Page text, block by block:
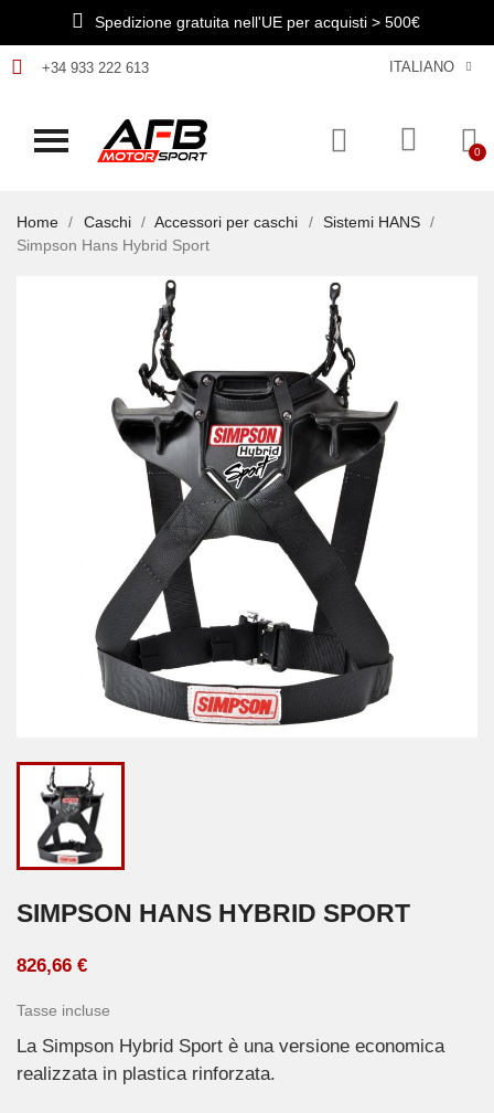
Spedizione gratuita nell'UE per acquisti > 500€
+34 933 222 613 ITALIANO
Home Caschi Accessori per caschi
Sistemi HANS
Simpson Hans Hybrid Sport
SIMPSON HANS HYBRID SPORT
826,66 €
Tasse incluse
La Simpson Hybrid Sport è una versione economica
realizzata in plastica rinforzata.